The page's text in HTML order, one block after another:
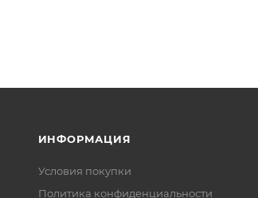
ИНФОРМАЦИЯ
Условия покупки
Политика конфиденциальности